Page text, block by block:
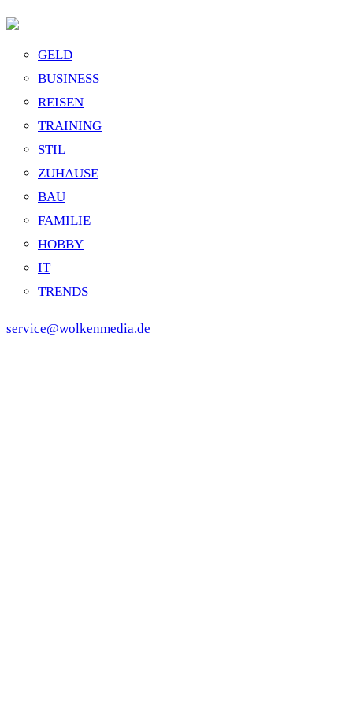
GELD
BUSINESS
REISEN
TRAINING
STIL
ZUHAUSE
BAU
FAMILIE
HOBBY
IT
TRENDS
service@wolkenmedia.de